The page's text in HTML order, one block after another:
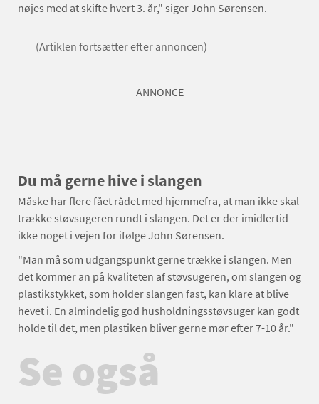
nøjes med at skifte hvert 3. år," siger John Sørensen.
(Artiklen fortsætter efter annoncen)
ANNONCE
Du må gerne hive i slangen
Måske har flere fået rådet med hjemmefra, at man ikke skal
trække støvsugeren rundt i slangen. Det er der imidlertid
ikke noget i vejen for ifølge John Sørensen.
"Man må som udgangspunkt gerne trække i slangen. Men
det kommer an på kvaliteten af støvsugeren, om slangen og
plastikstykket, som holder slangen fast, kan klare at blive
hevet i. En almindelig god husholdningsstøvsuger kan godt
holde til det, men plastiken bliver gerne mør efter 7-10 år."
Se også